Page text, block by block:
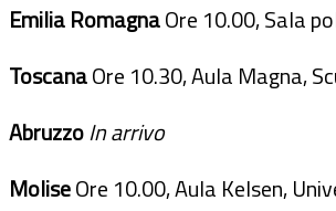
Emilia RomagnaOre 10.00, Sala
ToscanaOre 10.30, Aula Magna,
AbruzzoIn arrivo
MoliseOre 10.00, Aula Kelsen,